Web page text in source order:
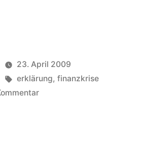
23. April 2009
Schlagwörter:
erklärung, finanzkrise
zu